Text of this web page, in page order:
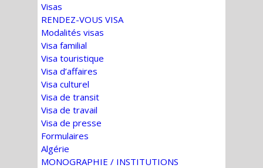
Visas
RENDEZ-VOUS VISA
Modalités visas
Visa familial
Visa touristique
Visa d’affaires
Visa culturel
Visa de transit
Visa de travail
Visa de presse
Formulaires
Algérie
MONOGRAPHIE / INSTITUTIONS